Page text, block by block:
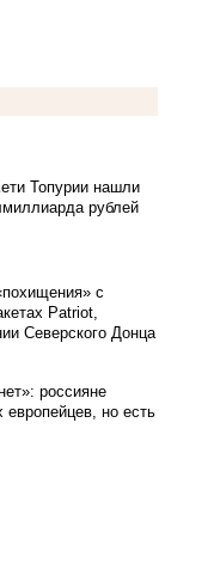
Топурии нашли
рублей
с
Patriot,
Северского Донца
россияне
но есть